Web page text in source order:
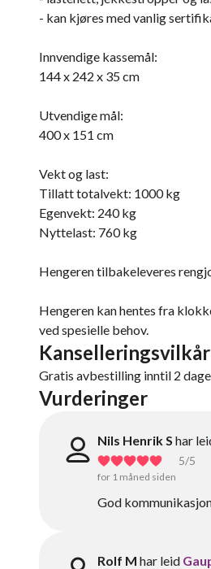
- kan kjøres med vanlig
Innvendige kassemål:
144 x 242 x 35 cm
Utvendige mål:
400 x 151 cm
Vekt og last:
Tillatt totalvekt: 1000 kg
Egenvekt: 240 kg
Nyttelast: 760 kg
Hengeren tilbakeleveres
Hengeren kan hentes fra
ved spesielle behov.
Kanselleringsvilkår
Gratis avbestilling inntil 2
Vurderinger
Nils Henrik S har
5/5
for 1 måned siden
God
Rolf M har leid